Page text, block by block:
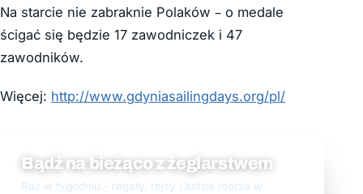
Na starcie nie zabraknie Polaków – o medale
ścigać się będzie 17 zawodniczek i 47
zawodników.
Więcej: http://www.gdyniasailingdays.org/pl/
Bądź na bieżąco z żeglarstwem
Raz w tygodniu - regaty, rejsy i ludzie morza w